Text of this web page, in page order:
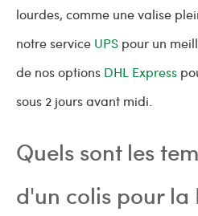
lourdes, comme une valise
notre service UPS pour un
de nos options DHL Express
sous 2 jours avant midi.
Quels sont les
d'un colis pour la